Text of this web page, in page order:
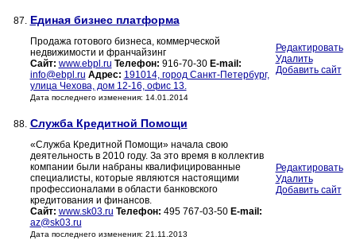
87. Единая бизнес платформа
Продажа готового бизнеса, коммерческой
недвижимости и франчайзинг
Сайт: www.ebpl.ru Телефон: 916-70-30 E-mail:
info@ebpl.ru Адрес: 191014, город Санкт-Петербург,
улица Чехова, дом 12-16, офис 13.
Дата последнего изменения: 14.01.2014
Редактировать
Удалить
Добавить сайт
88. Служба Кредитной Помощи
«Служба Кредитной Помощи» начала свою
деятельность в 2010 году. За это время в коллектив
компании были набраны квалифицированные
специалисты, которые являются настоящими
профессионалами в области банковского
кредитования и финансов.
Сайт: www.sk03.ru Телефон: 495 767-03-50 E-mail:
az@sk03.ru
Дата последнего изменения: 21.11.2013
Редактировать
Удалить
Добавить сайт